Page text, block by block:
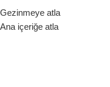
Gezinmeye atla
Ana içeriğe atla
Siparişleriniz 1 - 9 iş